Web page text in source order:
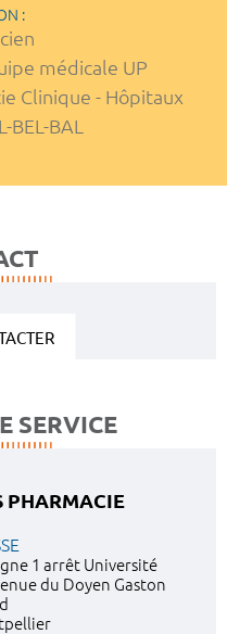
:
médicale UP
Clinique - Hôpitaux
BEL-BAL
SERVICE
PHARMACIE
1 arrêt Université
du Doyen Gaston